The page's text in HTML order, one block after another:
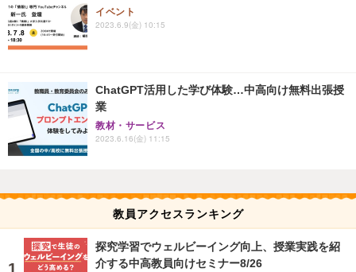
イベント
2023.6.9(金) 10:15
ChatGPT活用した学び体験…中高向け無料出張授
業
教材・サービス
2023.6.16(金) 11:15
教員アクセスランキング
探究学習でウェルビーイング向上、授業実践を紹
介する中高教員向けセミナー8/26